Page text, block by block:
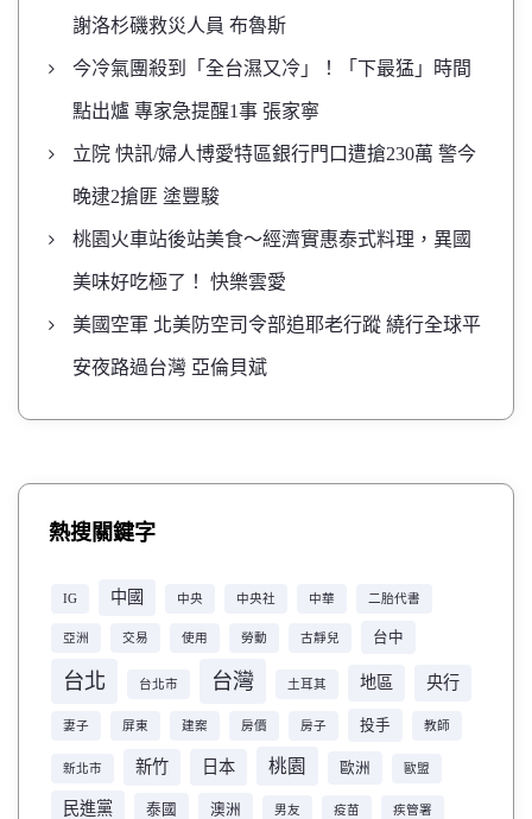
謝洛杉磯救災人員 布魯斯
今冷氣團殺到「全台濕又冷」！「下最猛」時間
點出爐 專家急提醒1事 張家寧
立院 快訊/婦人博愛特區銀行門口遭搶230萬 警今
晚逮2搶匪 塗豐駿
桃園火車站後站美食～經濟實惠泰式料理，異國
美味好吃極了！ 快樂雲愛
美國空軍 北美防空司令部追耶老行蹤 繞行全球平
安夜路過台灣 亞倫貝斌
熱搜關鍵字
IG 中國 中央 中央社 中華 二胎代書
亞洲 交易 使用 勞動 古靜兒 台中
台北 台北市 台灣 土耳其 地區 央行
妻子 屏東 建案 房價 房子 投手 教師
新北市 新竹 日本 桃園 歐洲 歐盟
民進黨 泰國 澳洲 男友 疫苗 疾管署